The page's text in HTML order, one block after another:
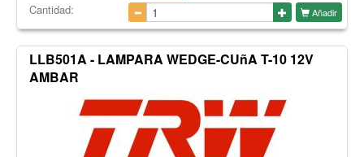
Cantidad: Añadir
LLB501A - LAMPARA WEDGE-CUñA T-10 12V
AMBAR